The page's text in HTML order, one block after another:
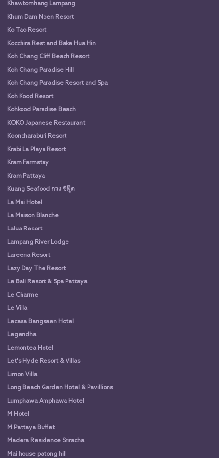
Khawtomhang Lampang
Khum Dam Noen Resort
Ko Tao Resort
Kocchira Rest and Bake Hua Hin
Koh Chang Cliff Beach Resort
Koh Chang Paradise Hill
Koh Chang Paradise Resort and Spa
Koh Kood Resort
Kohkood Paradise Beach
KOKO Japanese Restaurant
Kooncharaburi Resort
Krabi La Playa Resort
Kram Farmstay
Kram Pattaya
Kuang Seafood กวง ซีฟู๊ด
La Mai Hotel
La Maison Blanche
Lalua Resort
Lampang River Lodge
Lareena Resort
Lazy Day The Resort
Le Bali Resort & Spa Pattaya
Le Charme
Le Villa
Lecasa Bangsaen Hotel
Legendha
Lemontea Hotel
Let's Hyde Resort & Villas
Limon Villa
Long Beach Garden Hotel & Pavillions
Lumphawa Amphawa Hotel
M Hotel
M Pattaya Buffet
Madera Residence Sriracha
Mai house patong hill